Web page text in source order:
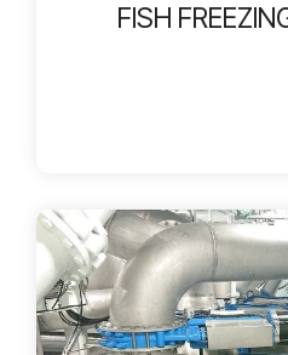
FISH